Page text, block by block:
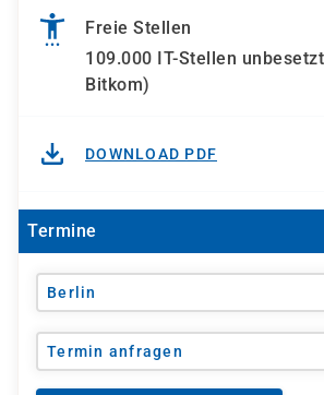
Freie Stellen
109.000 IT-Stellen
Bitkom)
DOWNLOAD PDF
Termine
Berlin
Termin anfragen